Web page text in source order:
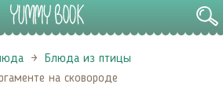
Блюда из птицы
на сковороде